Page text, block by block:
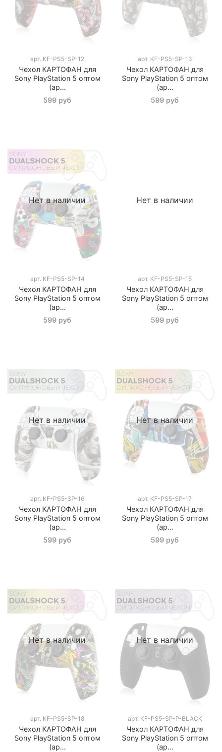
арт. KF-PS5-SP-12
Чехол КАРТОФАН для
Sony PlayStation 5 оптом
(ар...
599 руб
арт. KF-PS5-SP-13
Чехол КАРТОФАН для
Sony PlayStation 5 оптом
(ар...
599 руб
Нет в наличии
арт. KF-PS5-SP-14
Чехол КАРТОФАН для
Sony PlayStation 5 оптом
(ар...
599 руб
Нет в наличии
арт. KF-PS5-SP-15
Чехол КАРТОФАН для
Sony PlayStation 5 оптом
(ар...
599 руб
Нет в наличии
арт. KF-PS5-SP-16
Чехол КАРТОФАН для
Sony PlayStation 5 оптом
(ар...
599 руб
Нет в наличии
арт. KF-PS5-SP-17
Чехол КАРТОФАН для
Sony PlayStation 5 оптом
(ар...
599 руб
Нет в наличии
арт. KF-PS5-SP-18
Чехол КАРТОФАН для
Sony PlayStation 5 оптом
(ар...
Нет в наличии
арт. KF-PS5-SP-P-BLACK
Чехол КАРТОФАН для
Sony PlayStation 5 оптом
(ар...